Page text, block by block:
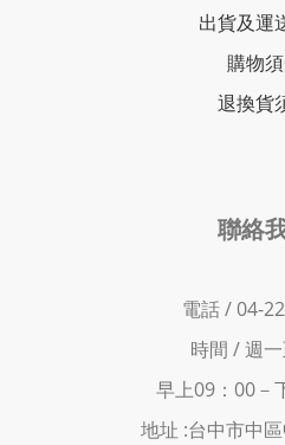
出貨及運
購物
退換貨
聯絡
電話 / 04-
時間 /週
早上09：00－
地址 :台中市中